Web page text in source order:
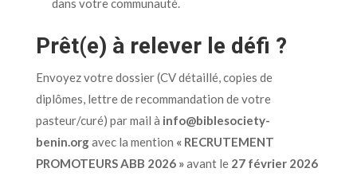
dans votre communauté.
Prêt(e) à relever le défi ?
Envoyez votre dossier (CV détaillé, copies de
diplômes, lettre de recommandation de votre
pasteur/curé) par mail à info@biblesociety-
benin.orgavec la mention « RECRUTEMENT
PROMOTEURS ABB 2026 »avant le 27 février 2026